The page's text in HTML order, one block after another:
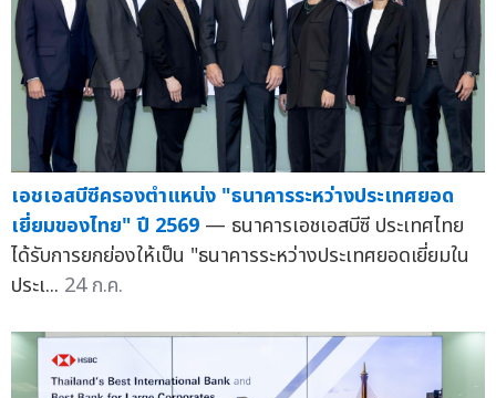
เอชเอสบีซีครองตำแหน่ง "ธนาคารระหว่างประเทศยอด
เยี่ยมของไทย" ปี 2569 — ธนาคารเอชเอสบีซี ประเทศไทย
ได้รับการยกย่องให้เป็น "ธนาคารระหว่างประเทศยอดเยี่ยมใน
ประเ... 24 ก.ค.